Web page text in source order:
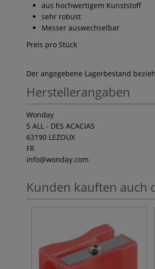
aus hochwertigem Kunststoff
sehr robust
Messer auswechselbar
Preis pro Stück
Der angegebene Lagerbestand
Herstellerangaben
Wonday
5 ALL - DES ACACIAS
63190 LEZOUX
FR
info@wonday.com
Kunden kauften auch